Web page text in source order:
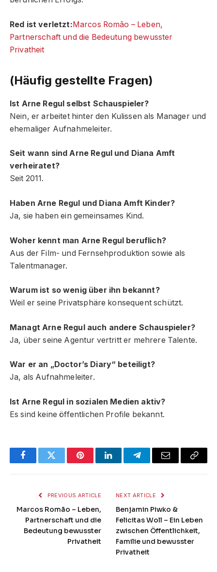
Red ist verletzt:Marcos Romão – Leben,
Partnerschaft und die Bedeutung bewusster
Privatheit
(Häufig gestellte Fragen)
Ist Arne Regul selbst Schauspieler?
Nein, er arbeitet hinter den Kulissen als Manager und
ehemaliger Aufnahmeleiter.
Seit wann sind Arne Regul und Diana Amft
verheiratet?
Seit 2011.
Haben Arne Regul und Diana Amft Kinder?
Ja, sie haben ein gemeinsames Kind.
Woher kennt man Arne Regul beruflich?
Aus der Film- und Fernsehproduktion sowie als
Talentmanager.
Warum ist so wenig über ihn bekannt?
Weil er seine Privatsphäre konsequent schützt.
Managt Arne Regul auch andere Schauspieler?
Ja, über seine Agentur vertritt er mehrere Talente.
War er an „Doctor’s Diary“ beteiligt?
Ja, als Aufnahmeleiter.
Ist Arne Regul in sozialen Medien aktiv?
Es sind keine öffentlichen Profile bekannt.
FacebookTwitter PinterestLinkedInTelegramEmail
Copy
PREVIOUS ARTICLE
Marcos Romão – Leben,
Partnerschaft und die
Bedeutung bewusster
Privatheit
NEXT ARTICLE
Benjamin Piwko &
Felicitas Woll – Ein Leben
zwischen Öffentlichkeit,
Familie und bewusster
Privatheit